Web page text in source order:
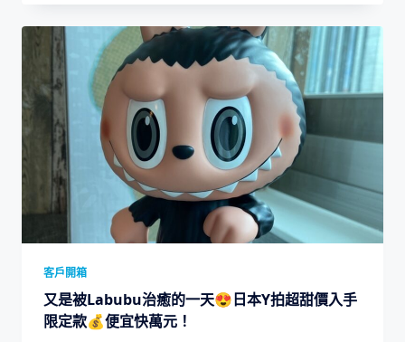
客戶開箱
又是被Labubu治癒的一天😍日本Y拍超甜價入手
限定款💰便宜快萬元！